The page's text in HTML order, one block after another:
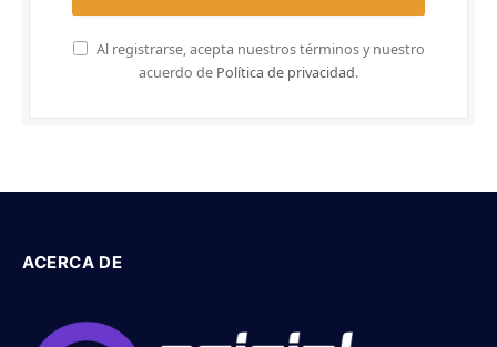
Al registrarse, acepta nuestros términos y nuestro
acuerdo de Política de privacidad.
ACERCA DE